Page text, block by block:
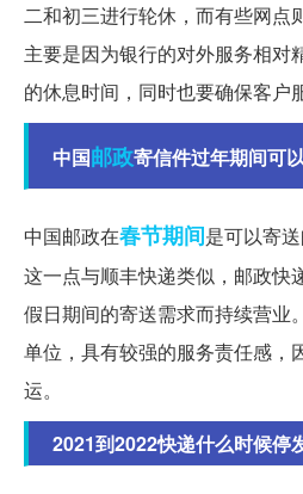
二和初三进行轮休，而有些网点
主要是因为银行的对外服务相对
的休息时间，同时也要确保客户
中国邮政寄信件过年期间可
中国邮政在春节期间是可以寄
这一点与顺丰快递类似，邮政快
假日期间的寄送需求而持续营业
单位，具有较强的服务责任感，
运。
2021到2022快递什么时候停